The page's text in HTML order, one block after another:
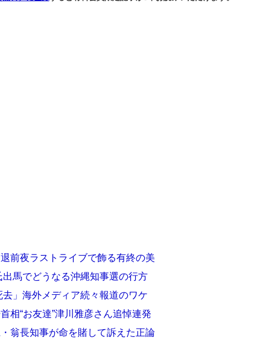
前夜ラストライブで飾る有終の美
馬でどうなる沖縄知事選の行方
」海外メディア続々報道のワケ
相“お友達”津川雅彦さん追悼連発
翁長知事が命を賭して訴えた正論